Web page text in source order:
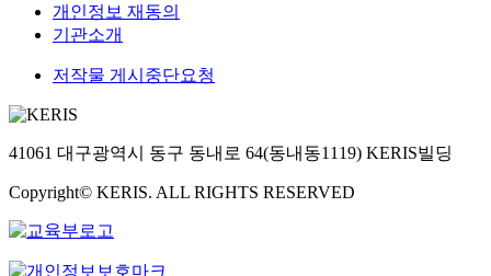
개인정보 재동의
기관소개
저작물 게시중단요청
41061 대구광역시 동구 동내로 64(동내동1119) KERIS빌딩
Copyright© KERIS. ALL RIGHTS RESERVED